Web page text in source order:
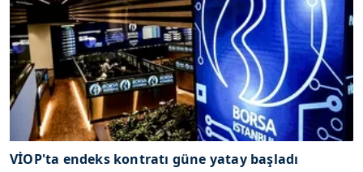
VİOP'ta endeks kontratı güne yatay başladı